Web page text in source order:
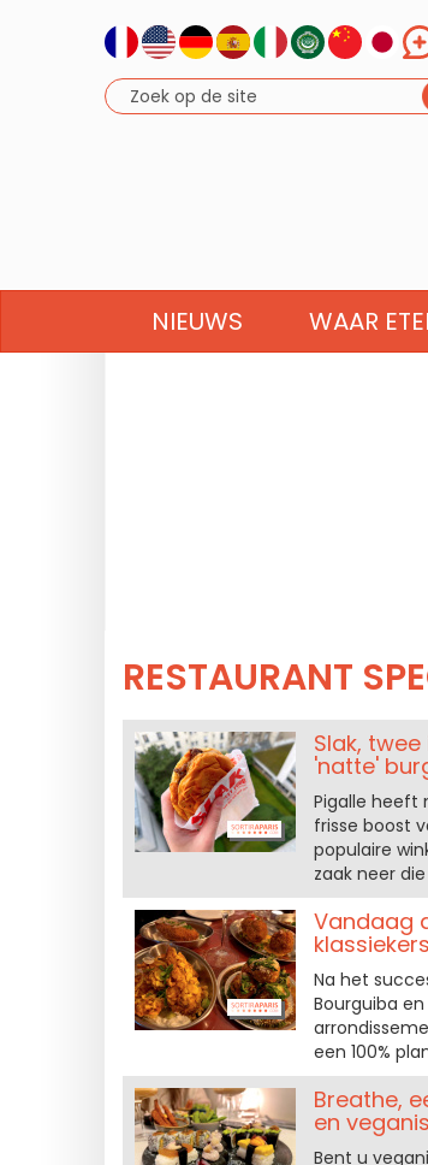
NIEUWS WAAR
RESTAURANT
Slak,
'natte'
Pigalle heeft
frisse boost
populaire
zaak neer
Vandaag
Na het
Bourguiba
een 100%
Breathe,
en
Bent u